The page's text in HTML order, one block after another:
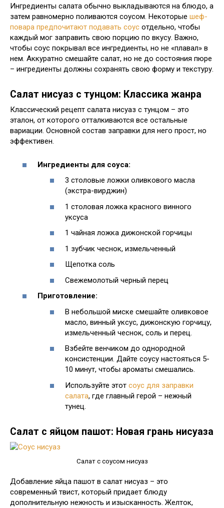
Ингредиенты салата обычно выкладываются на блюдо, а
затем равномерно поливаются соусом. Некоторые шеф-
повара предпочитают подавать соус отдельно, чтобы
каждый мог заправить свою порцию по вкусу. Важно,
чтобы соус покрывал все ингредиенты, но не «плавал» в
нем. Аккуратно смешайте салат, но не до состояния пюре
– ингредиенты должны сохранять свою форму и текстуру.
Салат нисуаз с тунцом: Классика жанра
Классический рецепт салата нисуаз с тунцом – это
эталон, от которого отталкиваются все остальные
вариации. Основной состав заправки для него прост, но
эффективен.
Ингредиенты для соуса:
3 столовые ложки оливкового масла
(экстра-вирджин)
1 столовая ложка красного винного
уксуса
1 чайная ложка дижонской горчицы
1 зубчик чеснок, измельченный
Щепотка соль
Свежемолотый черный перец
Приготовление:
В небольшой миске смешайте оливковое
масло, винный уксус, дижонскую горчицу,
измельченный чеснок, соль и перец.
Взбейте венчиком до однородной
консистенции. Дайте соусу настояться 5-
10 минут, чтобы ароматы смешались.
Используйте этот соус для заправки
салата, где главный герой – нежный
тунец.
Салат с яйцом пашот: Новая грань нисуаза
Салат с соусом нисуаз
Добавление яйца пашот в салат нисуаз – это
современный твист, который придает блюду
дополнительную нежность и изысканность. Желток,